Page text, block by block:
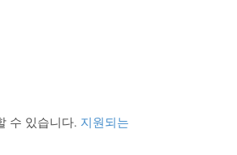
수 있습니다. 지원되는